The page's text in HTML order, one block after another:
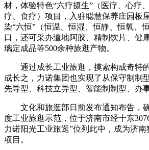
材，体验特色“六疗摄生”（医疗、心疗
疗、食疗）项目，入驻聪慧保养庄园板
染“六恒”（恒温、恒湿、恒静、恒氧、
口，还可采办道地阿胶、精制饮片、健
璃定成品等500余种旅逛产物。
通过成长工业旅逛，摸索构成奇特
成长之，力诺集团也实现了从保守制制
先导型、科技立异型、智能制制型、办
文化和旅逛部日前发布通知布告，确
度工业旅逛示范，位于济南市经十东
力诺阳光工业旅逛”位列此中，成为济
项目。